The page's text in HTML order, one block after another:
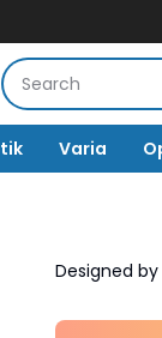
Varia
Designed by